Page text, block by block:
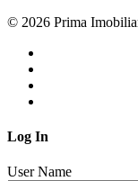
© 2026 Prima
Log In
User Name